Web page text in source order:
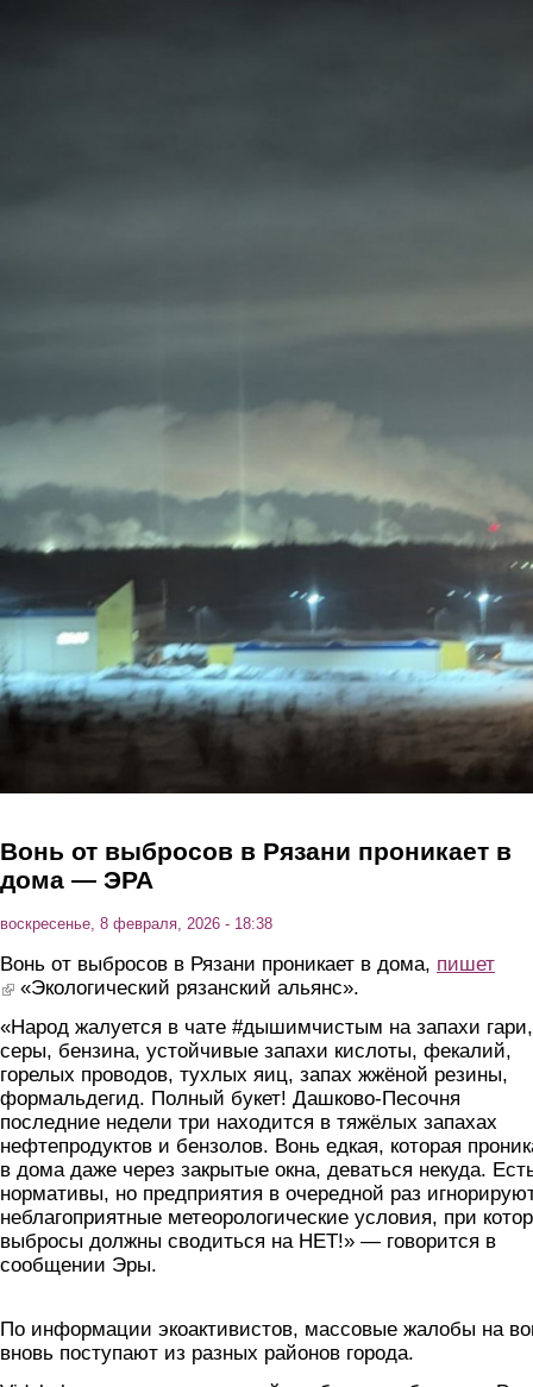
Вонь от выбросов в Рязани проникает в
дома — ЭРА
воскресенье, 8 февраля, 2026 - 18:38
Вонь от выбросов в Рязани проникает в дома, пишет
(link is external)
«Экологический рязанский альянс».
«Народ жалуется в чате #дышимчистым на запахи гари,
серы, бензина, устойчивые запахи кислоты, фекалий,
горелых проводов, тухлых яиц, запах жжёной резины,
формальдегид. Полный букет! Дашково-Песочня
последние недели три находится в тяжёлых запахах
нефтепродуктов и бензолов. Вонь едкая, которая
в дома даже через закрытые окна, деваться некуда.
нормативы, но предприятия в очередной раз
неблагоприятные метеорологические условия, при
выбросы должны сводиться на НЕТ!» — говорится в
сообщении Эры.
По информации экоактивистов, массовые жалобы на
вновь поступают из разных районов города.